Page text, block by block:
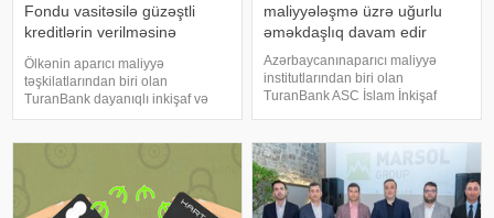
Fondu vasitəsilə güzəştli
kreditlərin verilməsinə
başladı
Ölkənin aparıcı maliyyə
təşkilatlarından biri olan
TuranBank dayanıqlı inkişaf və
yaşıl iqtisadiyyatın
Məsələlərini Tənzimləm
maliyyələşmə üzrə uğurlu
əməkdaşlıq davam edir
Azərbaycanınaparıcı maliyyə
institutlarından biri olan
TuranBank ASC İslam İnkişaf
Korporasiyası(ITFC) ilə uğurlu
tərəfdaşlığını davam etdirir. xəbər
veri